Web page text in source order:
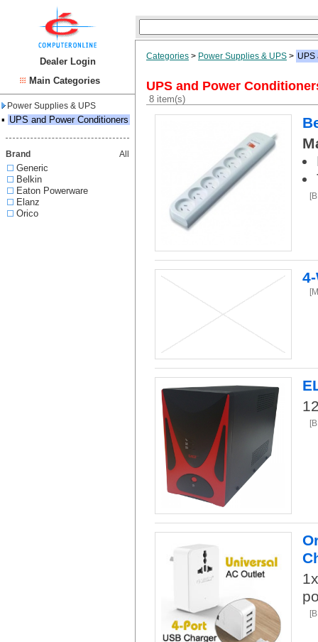
Dealer Login
Main Categories
Power Supplies & UPS
▪ UPS and Power Conditioners
Brand All
Generic
Belkin
Eaton Powerware
Elanz
Orico
Categories > Power Supplies & UPS > UPS
UPS and Power
8 item(s)